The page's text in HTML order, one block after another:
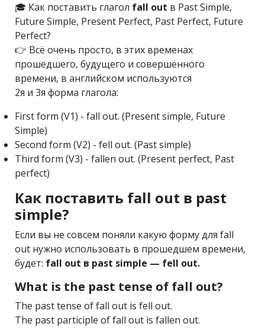
🎓 Как поставить глагол fall out в Past Simple,
Future Simple, Present Perfect, Past Perfect, Future
Perfect?
👉 Всё очень просто, в этих временах
прошедшего, будущего и совершённого
времени, в английском используются
2я и 3я форма глагола:
First form (V1) - fall out. (Present simple, Future
Simple)
Second form (V2) - fell out. (Past simple)
Third form (V3) - fallen out. (Present perfect, Past
perfect)
Как поставить fall out в past
simple?
Если вы не совсем поняли какую форму для fall
out нужно использовать в прошедшем времени,
будет: fall out в past simple — fell out.
What is the past tense of fall out?
The past tense of fall out is fell out.
The past participle of fall out is fallen out.